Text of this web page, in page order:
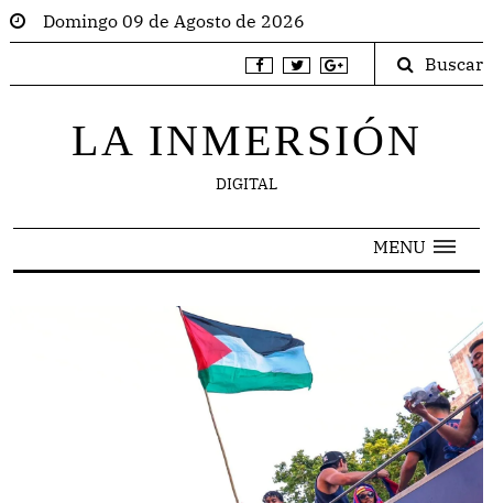
Domingo 09 de Agosto de 2026
Buscar
LA INMERSIÓN
DIGITAL
MENU